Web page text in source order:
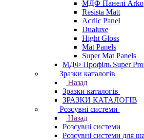
МДФ Панелі
Resista Matt
Acrlic Panel
Dualuxe
Hight Gloss
Mat Panels
Super Mat Panels
МДФ Профіль Super
Зразки каталогів
Назад
Зразки каталогів
ЗРАЗКИ КАТАЛОГІВ
Розсувні системи
Назад
Розсувні системи
Розсувні системи для